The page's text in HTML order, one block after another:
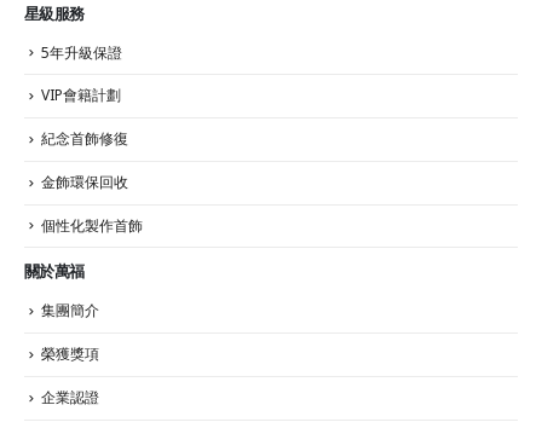
星級服務
5年升級保證
VIP會籍計劃
紀念首飾修復
金飾環保回收
個性化製作首飾
關於萬福
集團簡介
榮獲獎項
企業認證